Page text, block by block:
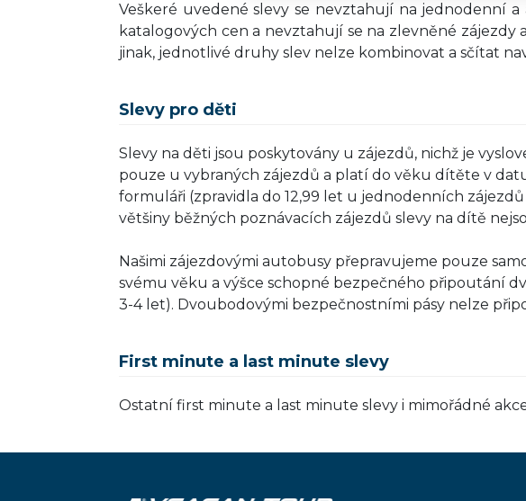
Veškeré uvedené slevy se nevztahují na jednodenní
katalogových cen a nevztahují se na zlevněné
jinak, jednotlivé druhy slev nelze kombinovat a sčítat
Slevy pro děti
Slevy na děti jsou poskytovány u zájezdů, nichž je
pouze u vybraných zájezdů a platí do věku dítěte v
formuláři (zpravidla do 12,99 let u jednodenních
většiny běžných poznávacích zájezdů slevy na dítě
Našimi zájezdovými autobusy přepravujeme pouze
svému věku a výšce schopné bezpečného připoutání
3-4 let). Dvoubodovými bezpečnostními pásy nelze
First minute a last minute slevy
Ostatní first minute a last minute slevy i mimořádné